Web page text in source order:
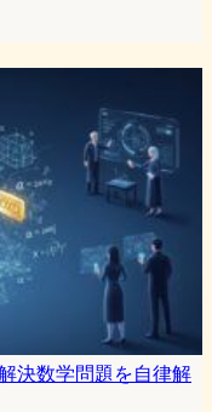
決数学問題を自律解